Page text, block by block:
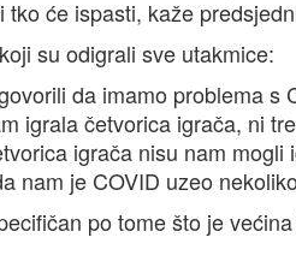
će ispasti, kaže
su odigrali sve utakmice:
da imamo problema s
igrala četvorica igrača, ni
igrača nisu nam
nam je COVID uzeo
po tome što je